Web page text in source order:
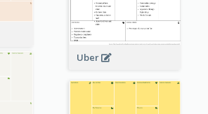
Uber